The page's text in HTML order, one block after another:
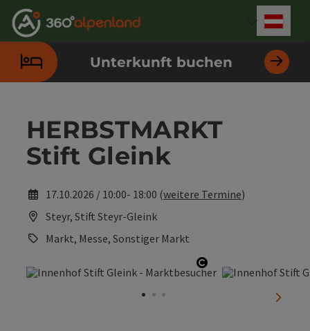
Zum Inhalt
Zur Navigation
Zum Seitenanfang
Zur Kontaktseite
Zur Suche
Zum Impressum
Zu den Hinweisen zur Bedienung der Website
Zur Startseite
Unterkunft buchen
HERBSTMARKT
Stift Gleink
17.10.2026 / 10:00- 18:00 (weitere Termine)
Steyr, Stift Steyr-Gleink
Markt, Messe, Sonstiger Markt
Copyright öffnen